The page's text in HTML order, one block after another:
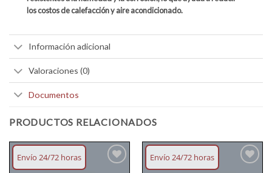
los costos de calefacción y aire acondicionado.
Información adicional
Valoraciones (0)
Documentos
PRODUCTOS RELACIONADOS
Envío 24/72 horas Envío 24/72 horas